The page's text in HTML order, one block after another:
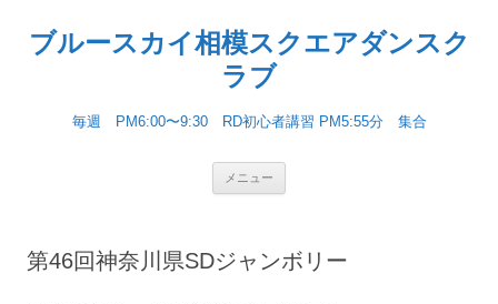
ブルースカイ相模スクエアダンスク
ラブ
毎週 PM6:00〜9:30 RD初心者講習 PM5:55分 集合
メニュー
第46回神奈川県SDジャンボリー